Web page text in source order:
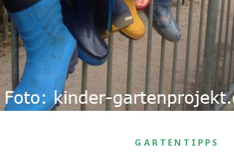
GARTENTIPPS